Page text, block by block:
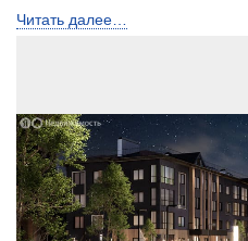
количество подъездов
Застройщик:ООО СЗ ПСК
девелопмент)
Читать далее…